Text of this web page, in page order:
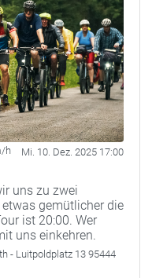
h Mi. 10. Dez. 2025 17:00
uns zu zwei
gemütlicher die
ist 20:00. Wer
uns einkehren.
- Luitpoldplatz 13 95444